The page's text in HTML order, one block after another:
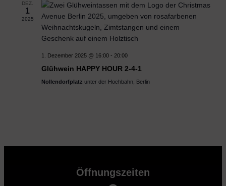
DEZ.
1
2025
1. Dezember 2025 @ 16:00- 20:00
Glühwein HAPPY HOUR 2-4-1
Nollendorfplatz unter der Hochbahn, Berlin
Öffnungszeiten